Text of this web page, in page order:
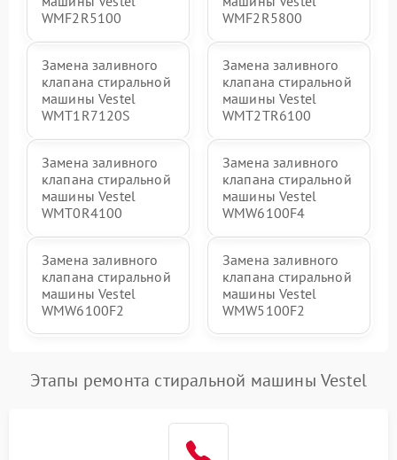
WMF2R5100
WMF2R5800
Замена заливного
клапана стиральной
машины Vestel
WMT1R7120S
Замена заливного
клапана стиральной
машины Vestel
WMT2TR6100
Замена заливного
клапана стиральной
машины Vestel
WMT0R4100
Замена заливного
клапана стиральной
машины Vestel
WMW6100F4
Замена заливного
клапана стиральной
машины Vestel
WMW6100F2
Замена заливного
клапана стиральной
машины Vestel
WMW5100F2
Этапы ремонта стиральной машины Vestel